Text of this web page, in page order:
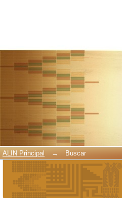
ALIN Principal → Buscar